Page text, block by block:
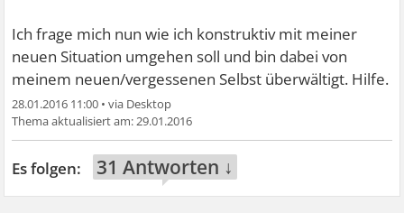
Ich frage mich nun wie ich konstruktiv mit meiner
neuen Situation umgehen soll und bin dabei von
meinem neuen/vergessenen Selbst überwältigt. Hilfe.
28.01.2016 11:00 •
29.01.2016
31 Antworten ↓